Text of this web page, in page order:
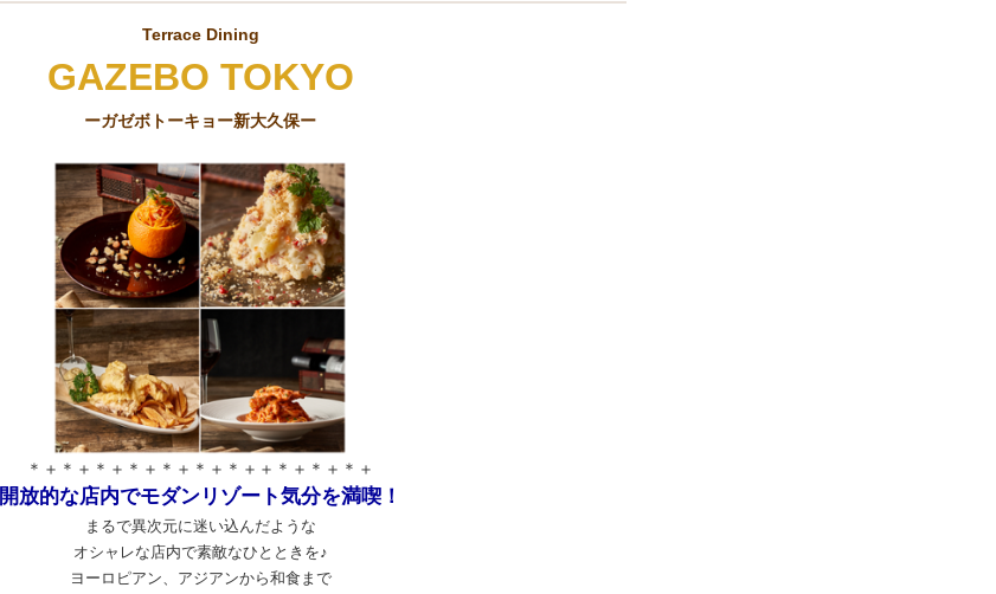
Terrace Dining
GAZEBO TOKYO
ーガゼボトーキョー新大久保ー
＊＋＊＋＊＋＊＋＊＋＊＋＊＋＋＊＋＊＋＊＋
開放的な店内でモダンリゾート気分を満喫！
まるで異次元に迷い込んだような
オシャレな店内で素敵なひとときを♪
ヨーロピアン、アジアンから和食まで